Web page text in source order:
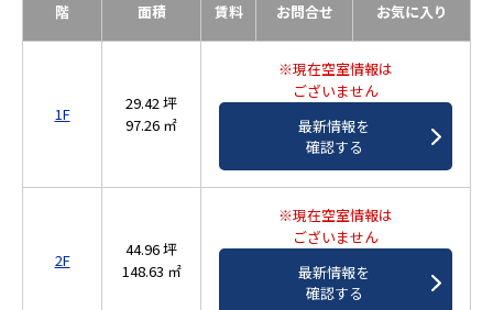
階 面積 賃料 お問合せ お気に入り
1F
29.42 坪
97.26 ㎡
※現在空室情報は
ございません
最新情報を
確認する
2F
44.96 坪
148.63 ㎡
※現在空室情報は
ございません
最新情報を
確認する